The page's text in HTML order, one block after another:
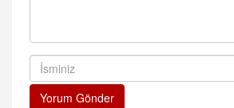
Yorum Gönder